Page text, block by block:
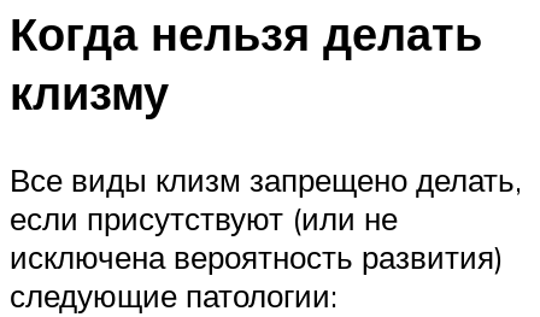
Когда нельзя делать
клизму
Все виды клизм запрещено делать,
если присутствуют (или не
исключена вероятность развития)
следующие патологии: